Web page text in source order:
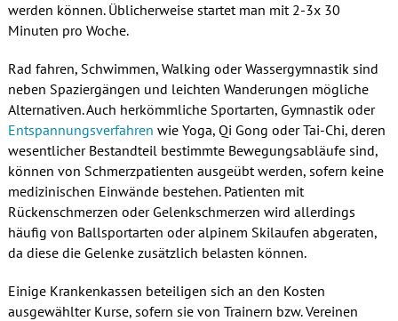
werden können. Üblicherweise startet man mit 2-3x 30
Minuten pro Woche.
Rad fahren, Schwimmen, Walking oder Wassergymnastik sind
neben Spaziergängen und leichten Wanderungen mögliche
Alternativen. Auch herkömmliche Sportarten, Gymnastik oder
Entspannungsverfahren wie Yoga, Qi Gong oder Tai-Chi, deren
wesentlicher Bestandteil bestimmte Bewegungsabläufe sind,
können von Schmerzpatienten ausgeübt werden, sofern keine
medizinischen Einwände bestehen. Patienten mit
Rückenschmerzen oder Gelenkschmerzen wird allerdings
häufig von Ballsportarten oder alpinem Skilaufen abgeraten,
da diese die Gelenke zusätzlich belasten können.
Einige Krankenkassen beteiligen sich an den Kosten
ausgewählter Kurse, sofern sie von Trainern bzw. Vereinen